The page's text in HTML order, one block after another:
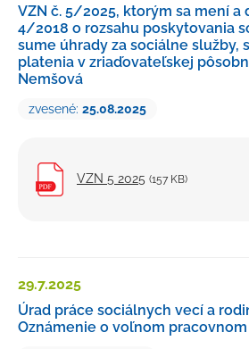
VZN č. 5/2025, ktorým sa mení a
4/2018 o rozsahu poskytovania
sume úhrady za sociálne služby,
platenia v zriaďovateľskej
Nemšová
zvesené: 25.08.2025
VZN 5 2025 (157 KB)
29.7.2025
Úrad práce sociálnych vecí a
Oznámenie o voľnom